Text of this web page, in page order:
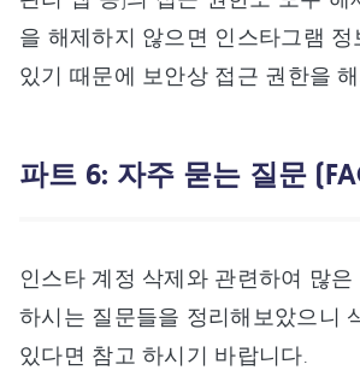
을 해제하지 않으면 인스타그램 정
있기 때문에 보안상 접근 권한을 해
파트 6: 자주 묻는 질문
인스타 계정 삭제와 관련하여 많은
하시는 질문들을 정리해보았으니
있다면 참고 하시기 바랍니다.